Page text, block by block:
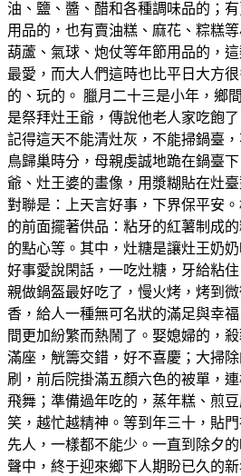
油、鹽、醬、醋和各種調味品的；
用品的，也有賣油糕、麻花、粽糕
葫蘆、氣球、炮仗等年節用品的，
最愛，而大人們這時也比平日大方
的、玩的。 臘月二十三是小年，鄉
是祭拜灶王爺，傳說他老人家吃飽
記得這天不能清灶灰，不能掃鍋臺
鳥歸巢時分，母親虔誠地跪在鍋臺
爺、灶王婆的畫像，用漿糊貼在灶
對聯是：上天言好事，下界保平安
的前面擺著供品：粘牙的紅薯制成
的點心等。其中，灶糖是讓灶王奶
好事愛說閑話，一吃灶糖，牙給粘
親做鍋盔最好吃了，慢火烤，烤到
香，給人一種無可名狀的滿足與幸
間更加紛繁而熱鬧了。娶媳婦的，
滿座，觥籌交錯，好不喜慶；大掃
刷，前后院掛滿五顏六色的被單，
飛舞；準備過年吃的，蒸年糕、煎
笑，越忙越精神。等到年三十，貼
先人，一樣都不能少。一直到除夕
聲中，終于迎來鄉下人期盼已久的